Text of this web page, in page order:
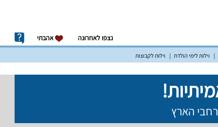
נצפו לאחרונה אהבתי
וילות לימי הולדת וילות לקבוצות